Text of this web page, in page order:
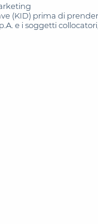
(KID) prima di
e i soggetti